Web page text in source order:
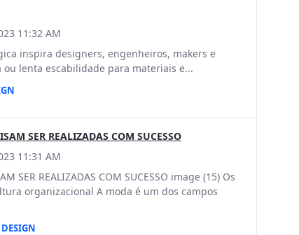
11:32 AM
inspira designers, engenheiros, makers e
lenta escabilidade para materiais e...
SER REALIZADAS COM SUCESSO
11:31 AM
SER REALIZADAS COM SUCESSO image (15) Os
organizacional A moda é um dos campos